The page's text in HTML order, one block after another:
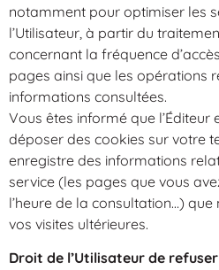
notamment pour optimiser les
l’Utilisateur, à partir du
concernant la fréquence
pages ainsi que les opérations
informations consultées.
Vous êtes informé que l’Éditeur
déposer des cookies sur votre
enregistre des informations
service (les pages que vous
l’heure de la consultation…)
vos visites ultérieures.
Droit de l’Utilisateur de